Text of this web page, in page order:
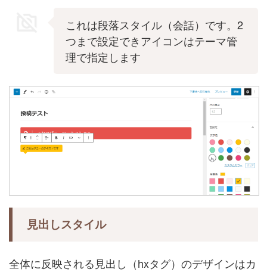
これは段落スタイル（会話）です。2
つまで設定できアイコンはテーマ管
理で指定します
見出しスタイル
全体に反映される見出し（hxタグ）のデザインはカ